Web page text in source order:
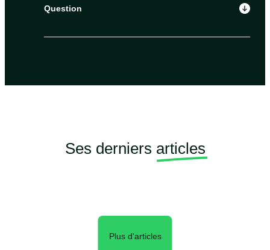
Question
Ses derniers articles
Plus d'articles